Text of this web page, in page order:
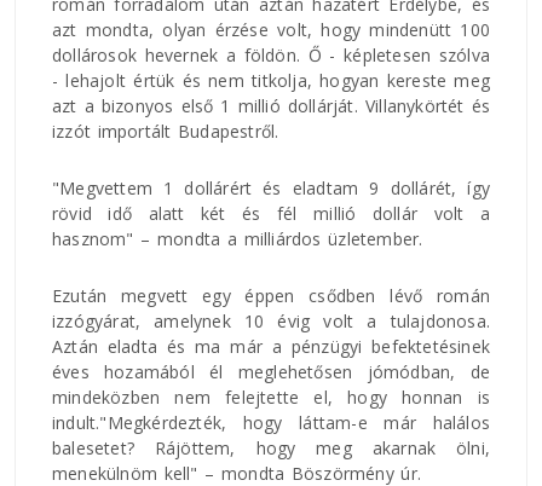
azt mondta, olyan érzése volt, hogy mindenütt 100
dollárosok hevernek a földön. Ő - képletesen szólva
- lehajolt értük és nem titkolja, hogyan kereste meg
azt a bizonyos első 1 millió dollárját. Villanykörtét és
izzót importált Budapestről.
"Megvettem 1 dollárért és eladtam 9 dollárét, így
rövid idő alatt két és fél millió dollár volt a
hasznom" – mondta a milliárdos üzletember.
Ezután megvett egy éppen csődben lévő román
izzógyárat, amelynek 10 évig volt a tulajdonosa.
Aztán eladta és ma már a pénzügyi befektetésinek
éves hozamából él meglehetősen jómódban, de
mindeközben nem felejtette el, hogy honnan is
indult."Megkérdezték, hogy láttam-e már halálos
balesetet? Rájöttem, hogy meg akarnak ölni,
menekülnöm kell" – mondta Böszörmény úr.